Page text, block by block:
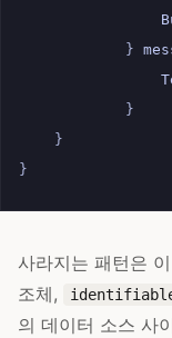
}
}
}
}
사라지는 패턴은
조체,
의 데이터 소스 사